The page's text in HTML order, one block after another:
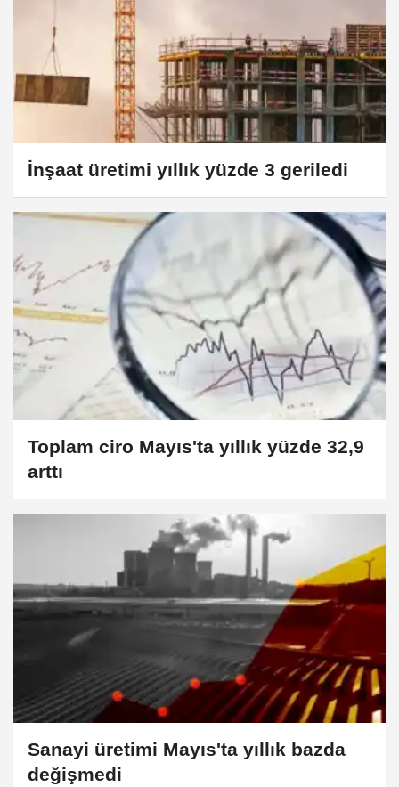
İnşaat üretimi yıllık yüzde 3 geriledi
Toplam ciro Mayıs'ta yıllık yüzde 32,9
arttı
Sanayi üretimi Mayıs'ta yıllık bazda
değişmedi